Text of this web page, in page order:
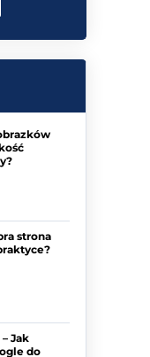
strona
Jak
do